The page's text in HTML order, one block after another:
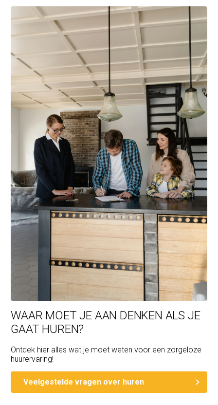
be delighted to show you the available homes!
WAAR MOET JE AAN DENKEN ALS JE
GAAT HUREN?
Ontdek hier alles wat je moet weten voor een zorgeloze
huurervaring!
Veelgestelde vragen over huren